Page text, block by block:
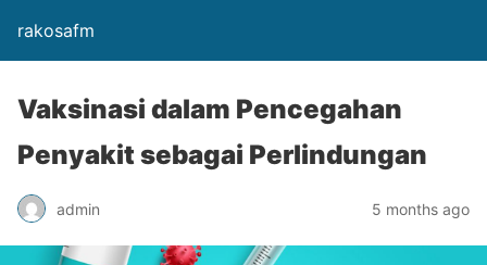
rakosafm
Vaksinasi dalam Pencegahan
Penyakit sebagai Perlindungan
admin 5 months ago